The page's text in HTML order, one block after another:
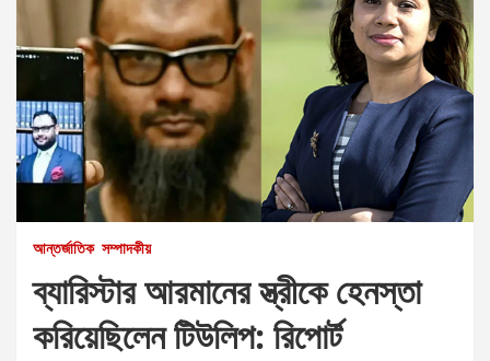
আন্তর্জাতিক সম্পাদকীয়
ব্যারিস্টার আরমানের স্ত্রীকে হেনস্তা
করিয়েছিলেন টিউলিপ: রিপোর্ট